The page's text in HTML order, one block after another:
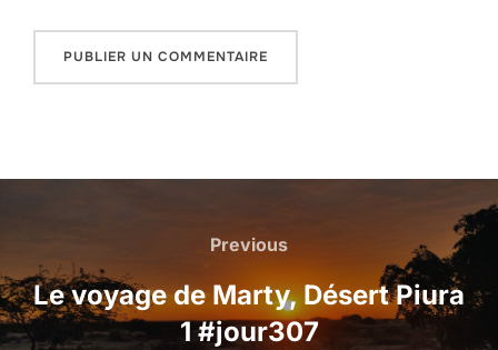
l’article
Previous
Previous
Le voyage de Marty, Désert Piura
1 #jour307